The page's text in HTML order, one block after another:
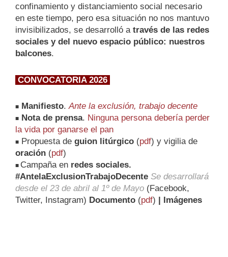
confinamiento y distanciamiento social necesario
en este tiempo, pero esa situación no nos mantuvo
invisibilizados, se desarrolló a través de las redes
sociales y del nuevo espacio público: nuestros
balcones.
CONVOCATORIA 2026
■ Manifiesto.Ante la exclusión, trabajo decente
■ Nota de prensa. Ninguna persona debería perder
la vida por ganarse el pan
■ Propuesta de guion litúrgico (pdf) y vigilia de
oración (pdf)
■ Campaña en redes sociales.
#AntelaExclusionTrabajoDecente Se desarrollará
desde el 23 de abril al 1º de Mayo (Facebook,
Twitter, Instagram) Documento (pdf) | Imágenes